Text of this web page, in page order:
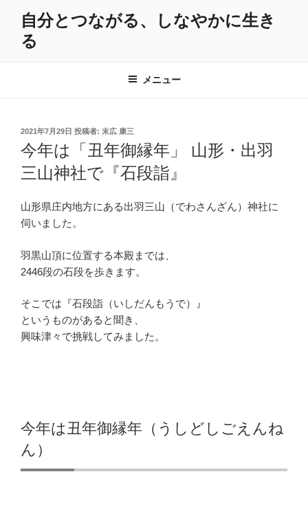
自分とつながる、しなやかに生き
る
メニュー
投
日:
2021年7月29日 投稿者: 末広 康三
今年は「丑年御縁年」 山形・出羽
三山神社で『石段詣』
山形県庄内地方にある出羽三山（でわさんざん）神社に
伺いました。
羽黒山頂に位置する本殿までは、
2446段の石段を歩きます。
そこでは『石段詣（いしだんもうで）』
というものがあると聞き、
興味津々で挑戦してみました。
今年は丑年御縁年（うしどしごえんね
ん）